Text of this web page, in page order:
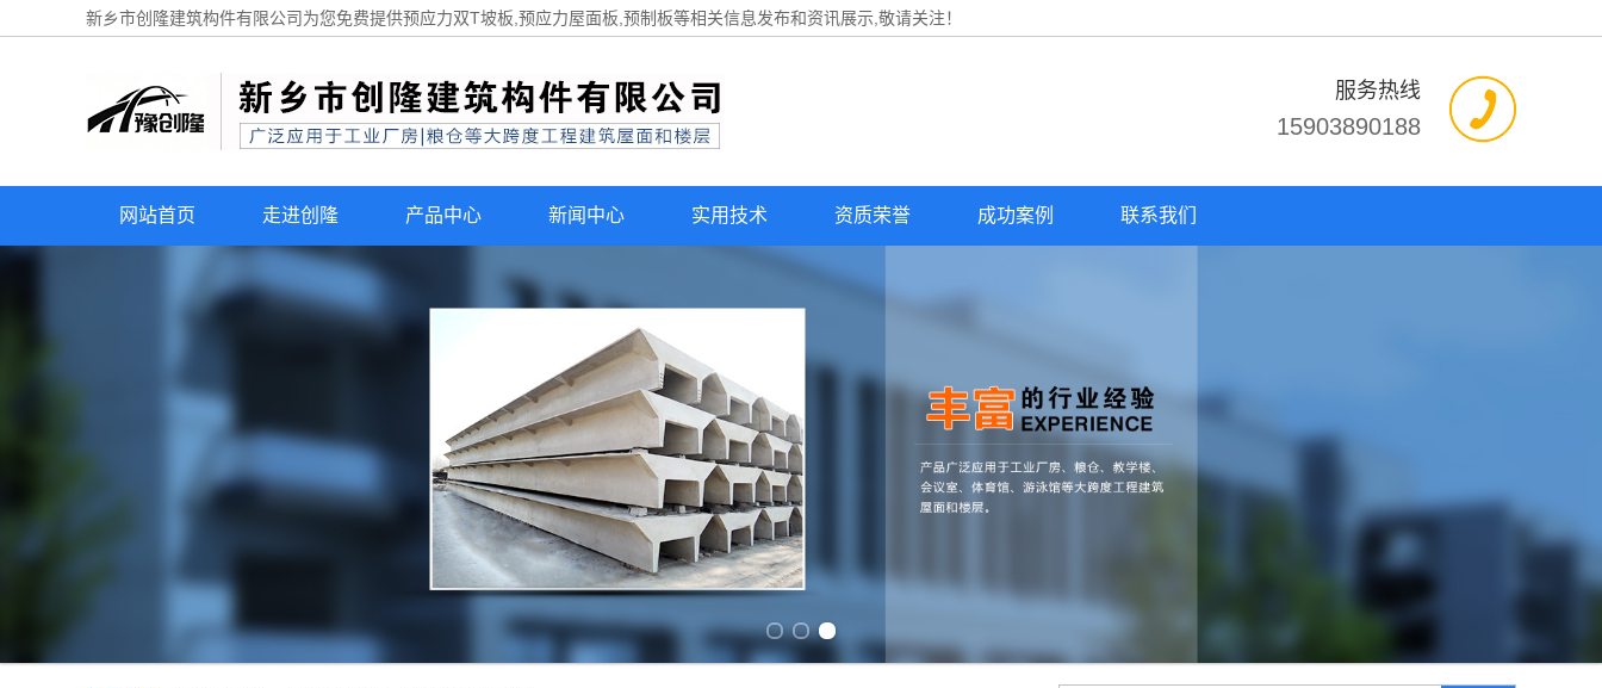
新乡市创隆建筑构件有限公司为您免费提供预应力双T坡板 ,预应力屋面板,预制板等相关信息发布和资讯展示,敬请关注！
服务热线
15903890188
网站首页 走进创隆 产品中心 新闻中心 实用技术 资质荣誉 成功案例 联系我们